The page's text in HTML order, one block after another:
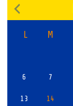
L M
6 7
13 14